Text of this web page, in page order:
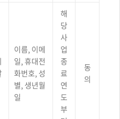
이름, 이메
일, 휴대전
화번호, 성
별, 생년월
일
해
당
사
업
종
료
연
도
부
동
의